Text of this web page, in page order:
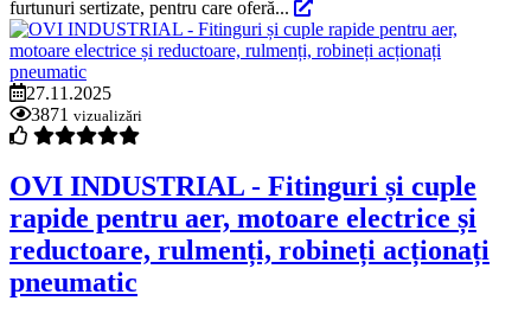
furtunuri sertizate, pentru care oferă...
27.11.2025
3871 vizualizări
OVI INDUSTRIAL - Fitinguri și cuple
rapide pentru aer, motoare electrice și
reductoare, rulmenți, robineți acționați
pneumatic